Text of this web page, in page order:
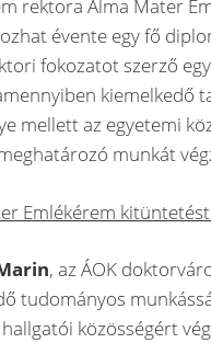
rektora Alma Mater
évente egy fő
fokozatot szerző
kiemelkedő
mellett az egyetemi
munkát
Emlékérem
, az ÁOK
tudományos
közösségért